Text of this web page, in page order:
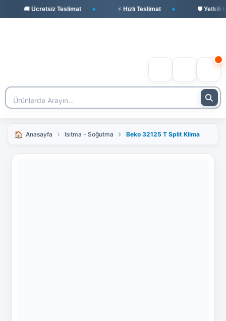
🚚 Ücretsiz Teslimat ⚡ Hızlı Teslimat 🛡️ Yetkili
Anasayfa Isıtma - Soğutma Beko 32125 T Split Klima